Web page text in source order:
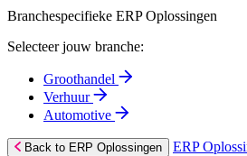
Branchespecifieke ERP Oplossingen
Selecteer jouw branche:
Groothandel
Verhuur
Automotive
Back to ERP Oplossingen
ERP